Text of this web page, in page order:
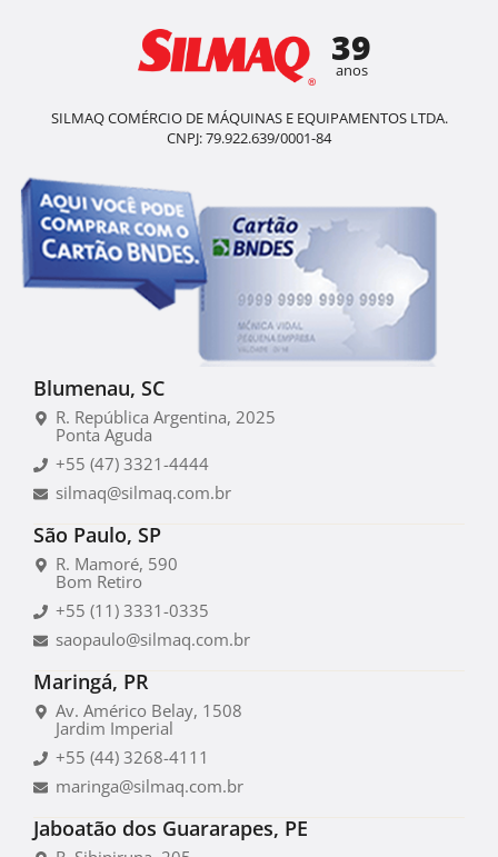
39
anos
SILMAQ COMÉRCIO DE MÁQUINAS E EQUIPAMENTOS LTDA.
CNPJ: 79.922.639/0001-84
Blumenau, SC
R. República Argentina, 2025
Ponta Aguda
+55 (47) 3321-4444
silmaq@silmaq.com.br
São Paulo, SP
R. Mamoré, 590
Bom Retiro
+55 (11) 3331-0335
saopaulo@silmaq.com.br
Maringá, PR
Av. Américo Belay, 1508
Jardim Imperial
+55 (44) 3268-4111
maringa@silmaq.com.br
Jaboatão dos Guararapes, PE